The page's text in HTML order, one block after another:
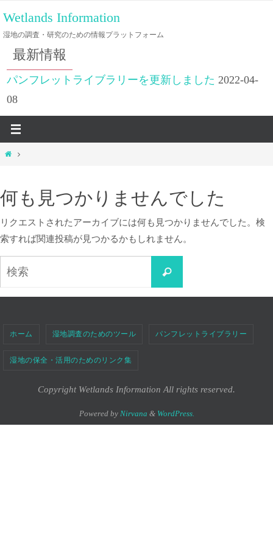
ン
テ
ツ
ス
プ
Wetlands Information
湿地の調査・研究のための情報プラットフォーム
最新情報
パンフレットライブラリーを更新しました 2022-04-
08
ホ
何も見つかりませんでした
リクエストされたアーカイブには何も見つかりませんでした。検
索すれば関連投稿が見つかるかもしれません。
対
検
索
ホーム 湿地調査のためのツール パンフレットライブラリー
湿地の保全・活用のためのリンク集
Copyright Wetlands Information All rights reserved.
Powered by Nirvana & WordPress.